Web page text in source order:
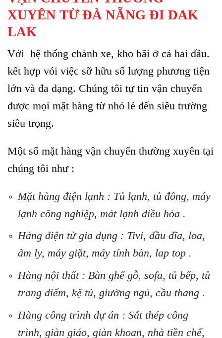
XUYÊN TỪ ĐÀ NẴNG ĐI DAK
LAK
Với hệ thống chành xe, kho bãi ở cả hai đầu.
kết hợp vói việc sỡ hữu số lượng phương tiện
lớn và đa dạng. Chúng tôi tự tin vận chuyển
được mọi mặt hàng từ nhỏ lẻ đến siêu trường
siêu trọng.
Một số mặt hàng vận chuyển thường xuyên tại
chúng tôi như :
Mặt hàng điện lạnh : Tủ lạnh, tủ đông, máy
lạnh công nghiệp, mát lạnh điều hòa .
Hàng điện tử gia dụng : Tivi, đầu đĩa, loa,
âm ly, máy giặt, máy tính bàn, lap top .
Hàng nội thất : Bàn ghế gỗ, sofa, tủ bếp, tủ
trang điểm, kệ tủ, giường ngủ, cầu thang .
Hàng công trình dự án : Sắt thép công
trình, giàn giáo, giàn khoan, nhà tiền chế,